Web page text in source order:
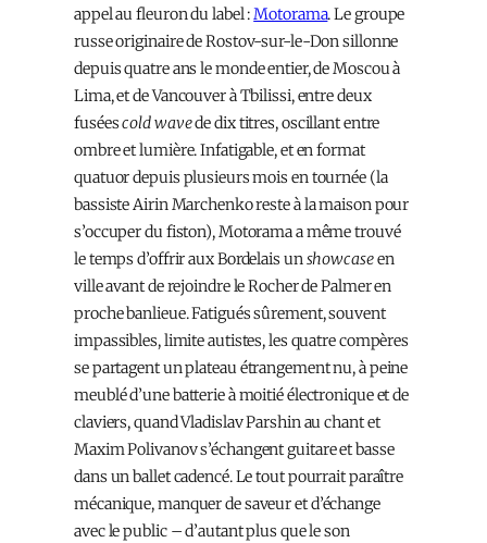
appel au fleuron du label :Motorama. Le groupe
russe originaire de Rostov-sur-le-Don sillonne
depuis quatre ans le monde entier, de Moscou à
Lima, et de Vancouver à Tbilissi, entre deux
fuséescold wavede dix titres, oscillant entre
ombre et lumière. Infatigable, et en format
quatuor depuis plusieurs mois en tournée (la
bassiste Airin Marchenko reste à la maison pour
s’occuper du fiston), Motorama a même trouvé
le temps d’offrir aux Bordelais unshowcaseen
ville avant de rejoindre le Rocher de Palmer en
proche banlieue. Fatigués sûrement, souvent
impassibles, limite autistes, les quatre compères
se partagent un plateau étrangement nu, à peine
meublé d’une batterie à moitié électronique et de
claviers, quand Vladislav Parshin au chant et
Maxim Polivanov s’échangent guitare et basse
dans un ballet cadencé. Le tout pourrait paraître
mécanique, manquer de saveur et d’échange
avec le public – d’autant plus que le son